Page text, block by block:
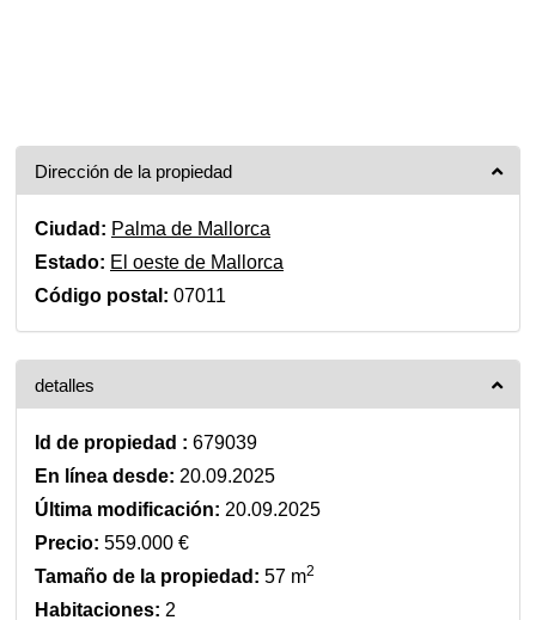
Dirección de la propiedad
Ciudad: Palma de Mallorca
Estado: El oeste de Mallorca
Código postal: 07011
detalles
Id de propiedad : 679039
En línea desde: 20.09.2025
Última modificación: 20.09.2025
Precio: 559.000 €
Tamaño de la propiedad: 57 m2
Habitaciones: 2